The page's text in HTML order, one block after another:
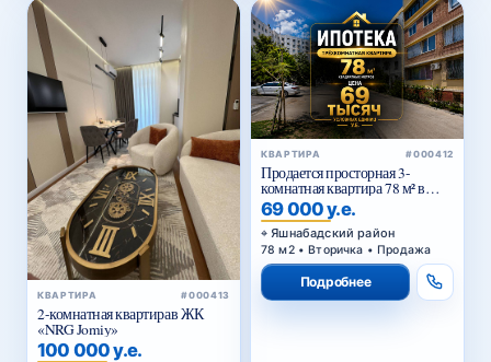
КВАРТИРА #000413
2-комнатная квартирав ЖК
«NRG Jomiy»
100 000 у.е.
КВАРТИРА #000412
Продается просторная 3-
комнатная квартира 78 м² в
Тузеле-2, Яшнабадский район
— возможна покупка в
ипотеку
69 000 у.е.
Яшнабадский район
78 м2 • Вторичка • Продажа
Подробнее